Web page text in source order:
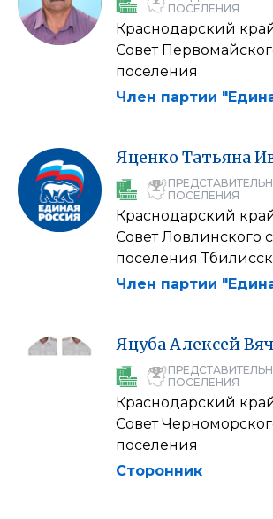
ПОСЕЛЕНИЯ
Краснодарский
Совет
поселения
Член партии
Яценко Татьяна
ПОСЕЛЕНИЯ
Краснодарский
Совет Ловлинского
поселения
Член партии
Яцуба Алексей
ПОСЕЛЕНИЯ
Краснодарский
Совет
поселения
Сторонник